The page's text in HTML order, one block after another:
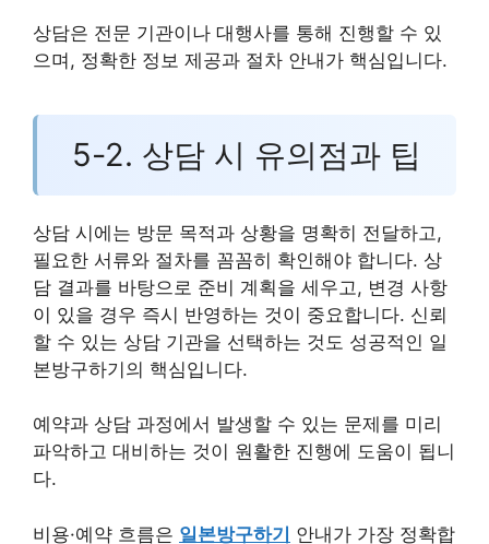
상담은 전문 기관이나 대행사를 통해 진행할 수 있
으며, 정확한 정보 제공과 절차 안내가 핵심입니다.
5-2. 상담 시 유의점과 팁
상담 시에는 방문 목적과 상황을 명확히 전달하고,
필요한 서류와 절차를 꼼꼼히 확인해야 합니다. 상
담 결과를 바탕으로 준비 계획을 세우고, 변경 사항
이 있을 경우 즉시 반영하는 것이 중요합니다. 신뢰
할 수 있는 상담 기관을 선택하는 것도 성공적인 일
본방구하기의 핵심입니다.
예약과 상담 과정에서 발생할 수 있는 문제를 미리
파악하고 대비하는 것이 원활한 진행에 도움이 됩니
다.
비용·예약 흐름은 일본방구하기 안내가 가장 정확합